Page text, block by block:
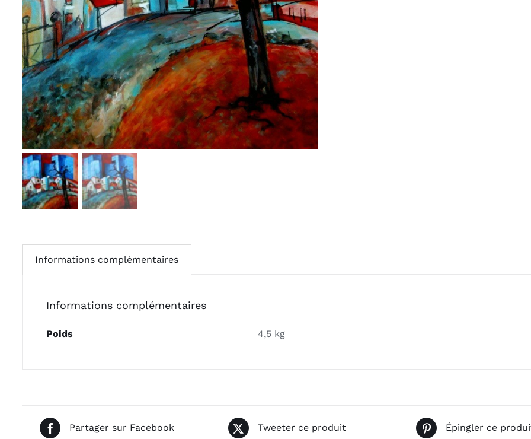
Informations complémentaires
Informations complémentaires
Poids 4,5 kg
Partager sur Facebook Tweeter ce produit Épingler ce